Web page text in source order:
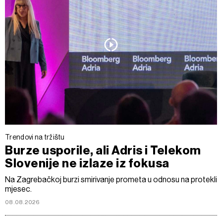
Trendovi na tržištu
Burze usporile, ali Adris i Telekom
Slovenije ne izlaze iz fokusa
Na Zagrebačkoj burzi smirivanje prometa u odnosu na protekli
mjesec.
08.08.2026